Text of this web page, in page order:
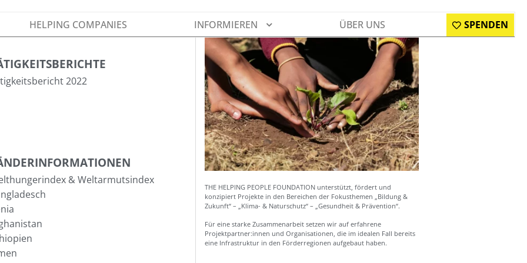
HELPING COMPANIES INFORMIEREN ÜBER UNS SPENDEN
2022
& Weltarmutsindex
THE HELPING PEOPLE FOUNDATION unterstützt, fördert und
konzipiert Projekte in den Bereichen der Fokusthemen „Bildung &
Zukunft“ – „Klima- & Naturschutz“ – „Gesundheit & Prävention“.
Für eine starke Zusammenarbeit setzen wir auf erfahrene
Projektpartner:innen und Organisationen, die im idealen Fall bereits
eine Infrastruktur in den Förderregionen aufgebaut haben.